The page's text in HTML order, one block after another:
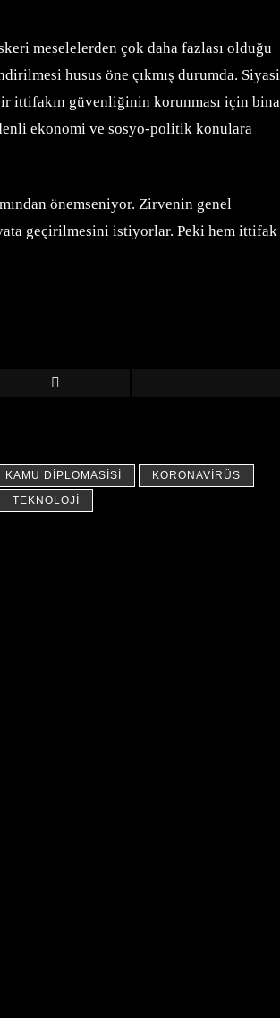
meselelerden çok daha fazlası olduğu
husus öne çıkmış durumda. Siyasi
ittifakın güvenliğinin korunması için bina
ekonomi ve sosyo-politik konulara
önemseniyor. Zirvenin genel
geçirilmesini istiyorlar. Peki hem ittifak
KAMU DIPLOMASISI
KORONAVIRÜS
TEKNOLOJI